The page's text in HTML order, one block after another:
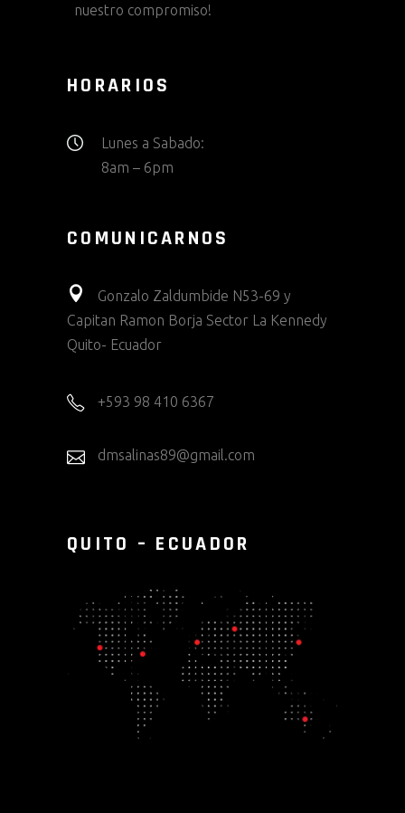
nuestro compromiso!
HORARIOS
Lunes a Sabado:
8am – 6pm
COMUNICARNOS
Gonzalo Zaldumbide N53-69 y
Capitan Ramon Borja Sector La Kennedy
Quito- Ecuador
+593 98 410 6367
dmsalinas89@gmail.com
QUITO – ECUADOR